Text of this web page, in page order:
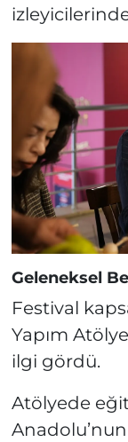
Geleneksel
Festival
Yapım
ilgi gördü.
Atölyede